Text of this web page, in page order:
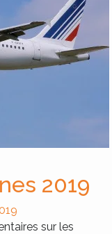
2019
sur les